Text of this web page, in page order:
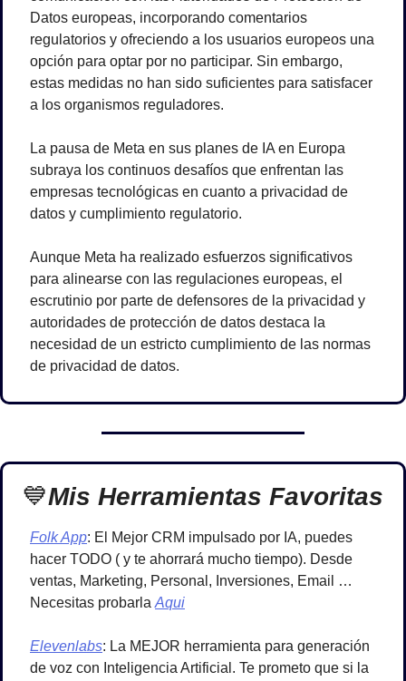
Datos europeas, incorporando comentarios
regulatorios y ofreciendo a los usuarios europeos una
opción para optar por no participar. Sin embargo,
estas medidas no han sido suficientes para satisfacer
a los organismos reguladores.
La pausa de Meta en sus planes de IA en Europa
subraya los continuos desafíos que enfrentan las
empresas tecnológicas en cuanto a privacidad de
datos y cumplimiento regulatorio.
Aunque Meta ha realizado esfuerzos significativos
para alinearse con las regulaciones europeas, el
escrutinio por parte de defensores de la privacidad y
autoridades de protección de datos destaca la
necesidad de un estricto cumplimiento de las normas
de privacidad de datos.
💙Mis Herramientas Favoritas
Folk App: El Mejor CRM impulsado por IA, puedes
hacer TODO ( y te ahorrará mucho tiempo). Desde
ventas, Marketing, Personal, Inversiones, Email …
Necesitas probarla Aqui
Elevenlabs: La MEJOR herramienta para generación
de voz con Inteligencia Artificial. Te prometo que si la